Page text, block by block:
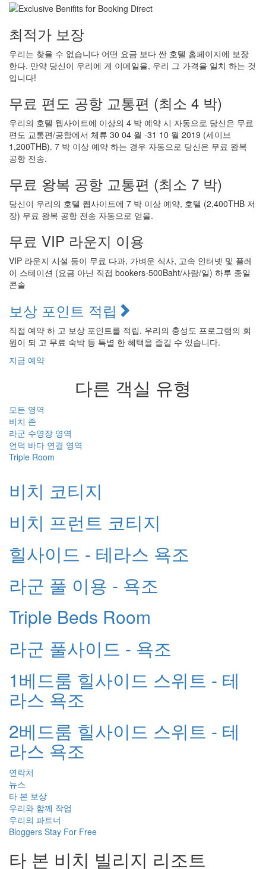
최적가 보장
우리는 찾을 수 없습니다 어떤 요금 보다 싼 호텔 홈페이지에 보장
한다. 만약 당신이 우리에 게 이메일을, 우리 그 가격을 일치 하는 것
입니다!
무료 편도 공항 교통편 (최소 4 박)
우리의 호텔 웹사이트에 이상의 4 박 예약 시 자동으로 당신은 무료
편도 교통편/공항에서 체류 30 04 월 -31 10 월 2019 (세이브
1,200THB). 7 박 이상 예약 하는 경우 자동으로 당신은 무료 왕복
공항 전송.
무료 왕복 공항 교통편 (최소 7 박)
당신이 우리의 호텔 웹사이트에 7 박 이상 예약, 호텔 (2,400THB 저
장) 무료 왕복 공항 전송 자동으로 얻을.
무료 VIP 라운지 이용
VIP 라운지 시설 등이 무료 다과, 가벼운 식사, 고속 인터넷 및 플레
이 스테이션 (요금 아닌 직접 bookers-500Baht/사람/일) 하루 종일
콘솔
보상 포인트 적립
직접 예약 하 고 보상 포인트를 적립. 우리의 충성도 프로그램의 회
원이 되 고 무료 숙박 등 특별 한 혜택을 즐길 수 있습니다.
지금 예약
다른 객실 유형
모든 영역
비치 존
라군 수영장 영역
언덕 바다 연결 영역
Triple Room
비치 코티지
비치 프런트 코티지
힐사이드 - 테라스 욕조
라군 풀 이용 - 욕조
Triple Beds Room
라군 풀사이드 - 욕조
1베드룸 힐사이드 스위트 - 테
라스 욕조
2베드룸 힐사이드 스위트 - 테
라스 욕조
연락처
뉴스
타 본 보상
우리와 함께 작업
우리의 파트너
Bloggers Stay For Free
타 본 비치 빌리지 리조트